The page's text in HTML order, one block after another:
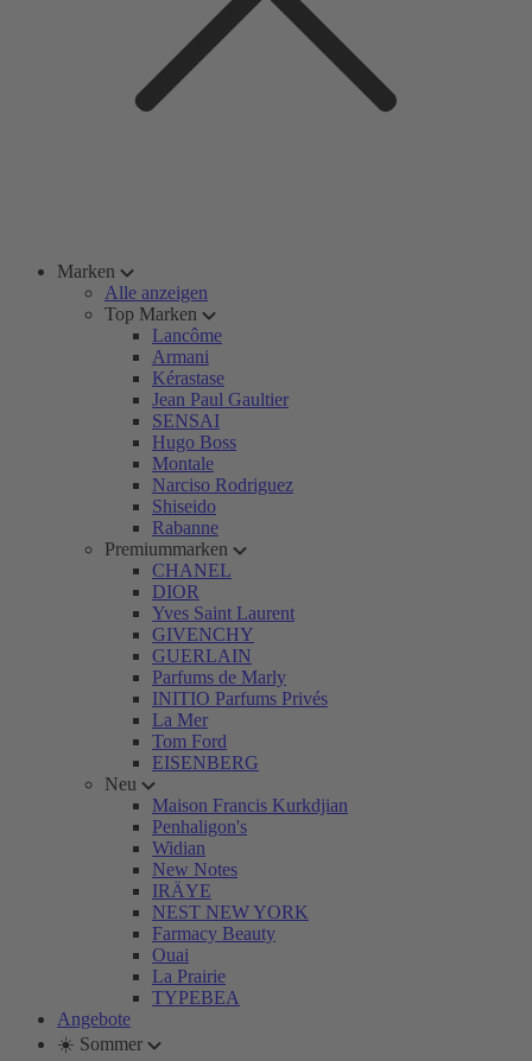
Marken
Alle anzeigen
Top Marken
Lancôme
Armani
Kérastase
Jean Paul Gaultier
SENSAI
Hugo Boss
Montale
Narciso Rodriguez
Shiseido
Rabanne
Premiummarken
CHANEL
DIOR
Yves Saint Laurent
GIVENCHY
GUERLAIN
Parfums de Marly
INITIO Parfums Privés
La Mer
Tom Ford
EISENBERG
Neu
Maison Francis Kurkdjian
Penhaligon's
Widian
New Notes
IRÄYE
NEST NEW YORK
Farmacy Beauty
Ouai
La Prairie
TYPEBEA
Angebote
☀️ Sommer